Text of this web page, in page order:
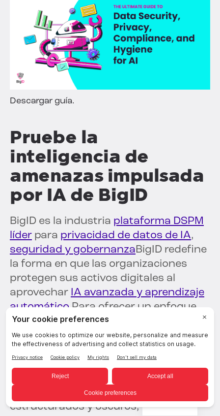
Descargar guía.
Pruebe la
inteligencia de
amenazas impulsada
por IA de BigID
BigID es la industria plataforma DSPM
líder para privacidad de datos de IA,
seguridad y gobernanzaBigID redefine
la forma en que las organizaciones
protegen sus activos digitales al
aprovechar IA avanzada y aprendizaje
automático Para ofrecer un enfoque
holístico a la inteligencia de amenazas,
integrándose a la perfección con la
infraestructura de ciberseguridad
existente de su organización.
Identifique y clasifique todos sus
datos estructurados, no
estructurados y oscuros, en toda su
Spanish